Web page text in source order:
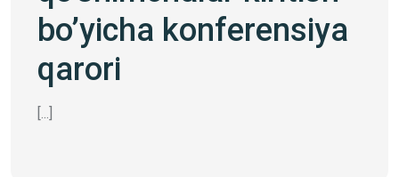
bo’yicha konferensiya
qarori
[...]